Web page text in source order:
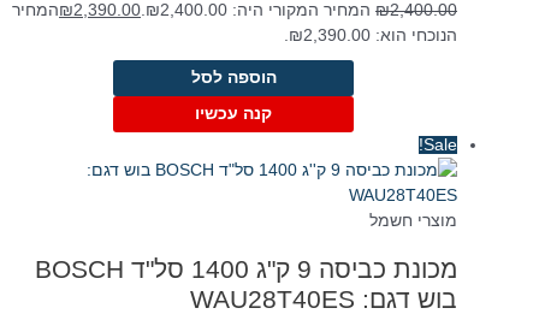
₪2,400.00 המחיר המקורי היה: ₪2,400.00. ₪2,390.00
המחיר
הנוכחי הוא: ₪2,390.00.
הוספה לסל
קנה עכשיו
Sale!
מוצרי חשמל
מכונת כביסה 9 ק"ג 1400 סל"ד BOSCH
בוש דגם: WAU28T40ES